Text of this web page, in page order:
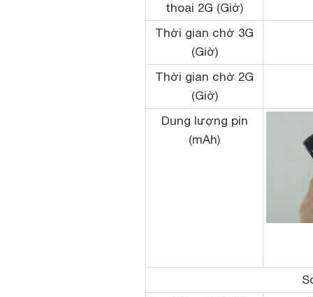
thoại 2G (Giờ)
Thời gian chờ 3G
(Giờ)
Thời gian chờ 2G
(Giờ)
Dung lượng pin
(mAh)